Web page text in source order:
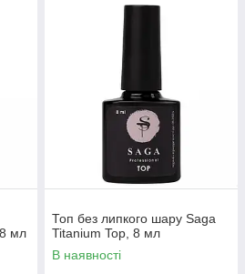
мл
Топ без липкого шару Saga
Titanium Top, 8 мл
В наявності